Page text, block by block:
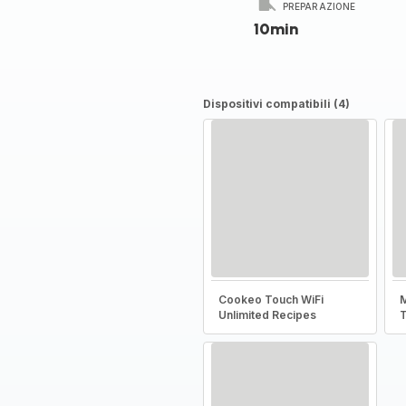
PREPARAZIONE
10min
Dispositivi compatibili (4)
Cookeo Touch WiFi
Unlimited Recipes